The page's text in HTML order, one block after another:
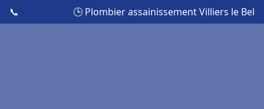
📞 🕒 Plombier assainissement Villiers le Bel